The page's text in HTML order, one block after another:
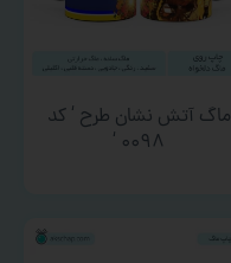
ماگ آتش نشان طرح ‘ کد
۰۰۹۸ ‘